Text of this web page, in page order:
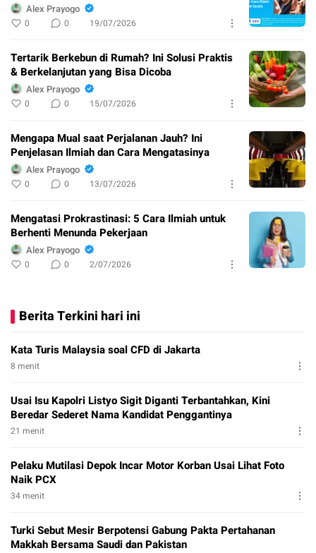
Alex Prayogo
0 0 19/07/2026
Tertarik Berkebun di Rumah? Ini Solusi Praktis
& Berkelanjutan yang Bisa Dicoba
Alex Prayogo
0 0 15/07/2026
Mengapa Mual saat Perjalanan Jauh? Ini
Penjelasan Ilmiah dan Cara Mengatasinya
Alex Prayogo
0 0 13/07/2026
Mengatasi Prokrastinasi: 5 Cara Ilmiah untuk
Berhenti Menunda Pekerjaan
Alex Prayogo
0 0 2/07/2026
Berita Terkini hari ini
Kata Turis Malaysia soal CFD di Jakarta
8 menit
Usai Isu Kapolri Listyo Sigit Diganti Terbantahkan, Kini
Beredar Sederet Nama Kandidat Penggantinya
21 menit
Pelaku Mutilasi Depok Incar Motor Korban Usai Lihat Foto
Naik PCX
34 menit
Turki Sebut Mesir Berpotensi Gabung Pakta Pertahanan
Makkah Bersama Saudi dan Pakistan